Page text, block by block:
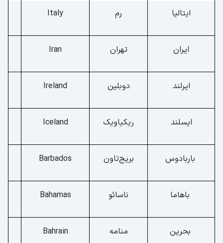
ایتالیا رم Italy
ایران تهران Iran
ایرلند دوبلین Ireland
ایسلند ریکیاویک Iceland
باربادوس بریج‌تاون Barbados
باهاما ناسائو Bahamas
بحرین منامه Bahrain